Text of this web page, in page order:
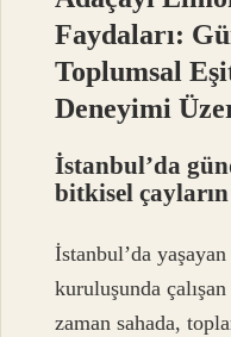
Faydaları:
Toplumsal
Deneyimi
İstanbul’da
bitkisel
İstanbul’da
kuruluşunda
zaman sahada,